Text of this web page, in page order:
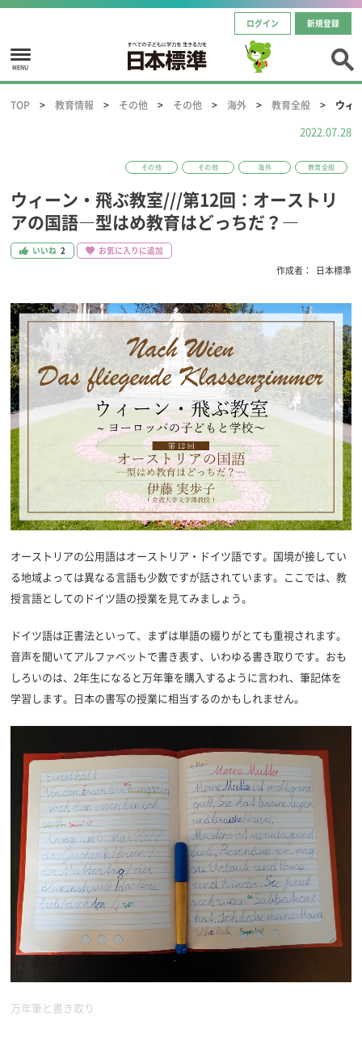
ログイン 新規登録
MENU
TOP 教育情報 その他 その他 海外 教育全般 ウィ
ウィーン・飛ぶ教室///第12回：オーストリ
アの国語―型はめ教育はどっちだ？―
その他 その他 海外 教育全般
2022.07.28
いいね 2 お気に入りに追加
作成者： 日本標準
オーストリアの公用語はオーストリア・ドイツ語です。国境が接してい
る地域よっては異なる言語も少数ですが話されています。ここでは、教
授言語としてのドイツ語の授業を見てみましょう。
ドイツ語は正書法といって、まずは単語の綴りがとても重視されます。
音声を聞いてアルファベットで書き表す、いわゆる書き取りです。おも
しろいのは、2年生になると万年筆を購入するように言われ、筆記体を
学習します。日本の書写の授業に相当するのかもしれません。
万年筆と書き取り